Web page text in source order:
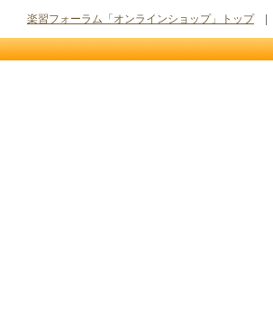
楽習フォーラム「オンラインショップ」トップ|